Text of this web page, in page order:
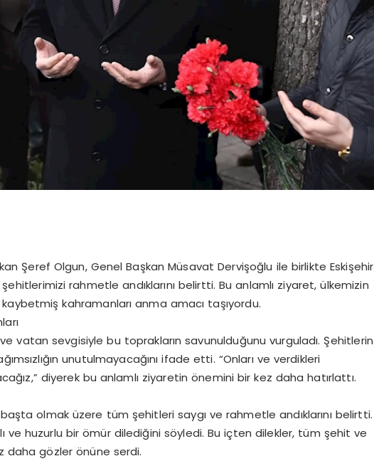
Şeref Olgun, Genel Başkan Müsavat Dervişoğlu ile birlikte Eskişehir
rahmetle andıklarını belirtti. Bu anlamlı ziyaret, ülkemizin
kaybetmiş kahramanları anma amacı taşıyordu.
vatan sevgisiyle bu toprakların savunulduğunu vurguladı. Şehitlerin
unutulmayacağını ifade etti. “Onları ve verdikleri
diyerek bu anlamlı ziyaretin önemini bir kez daha hatırlattı.
olmak üzere tüm şehitleri saygı ve rahmetle andıklarını belirtti.
ve huzurlu bir ömür dilediğini söyledi. Bu içten dilekler, tüm şehit ve
daha gözler önüne serdi.